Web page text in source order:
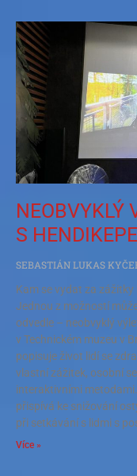
NEOBVYKLÝ
S
SEBASTIÁN LUKAS
Kam se vydat za
Jednou z možností
odvedle – neobvyklý
v Technickém muzeu v
popisuje život lidí se
vlastní zážitek, osobní
interaktivními
přispívá ke snižování
při setkávání s lidmi s
Více »